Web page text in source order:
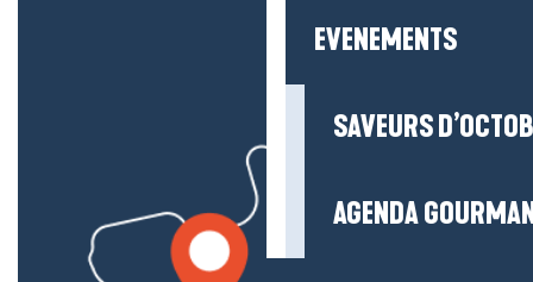
EVENEMENTS
SAVEURS
AGENDA